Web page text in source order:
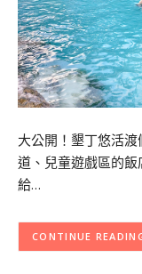
大公開！墾丁悠活
道、兒童遊戲區的
給…
CONTINUE